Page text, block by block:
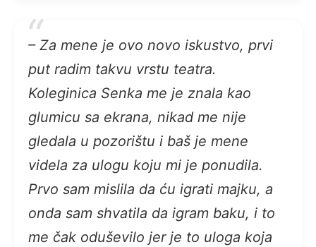
– Za mene je ovo novo iskustvo, prvi
put radim takvu vrstu teatra.
Koleginica Senka me je znala kao
glumicu sa ekrana, nikad me nije
gledala u pozorištu i baš je mene
videla za ulogu koju mi je ponudila.
Prvo sam mislila da ću igrati majku, a
onda sam shvatila da igram baku, i to
me čak oduševilo jer je to uloga koja